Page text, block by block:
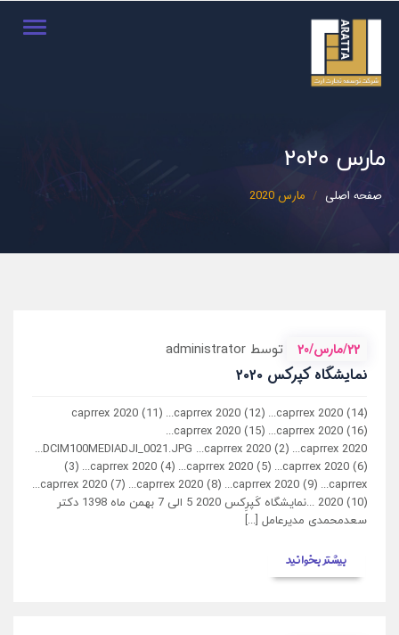
مارس 2020
صفحه اصلی مارس 2020
22/مارس/20 توسط administrator
نمایشگاه کپرکس ۲۰۲۰
caprrex 2020 (11) ...caprrex 2020 (12) ...caprrex 2020 (14)
...caprrex 2020 (15) ...caprrex 2020 (16)
...DCIM100MEDIADJI_0021.JPG ...caprrex 2020 (2) ...caprrex 2020
(3) ...caprrex 2020 (4) ...caprrex 2020 (5) ...caprrex 2020 (6)
...caprrex 2020 (7) ...caprrex 2020 (8) ...caprrex 2020 (9) ...caprrex
2020 (10) ...نمایشگاه کَپرِکس 2020 5 الی 7 بهمن ماه 1398 دکتر
سعدمحمدی مدیرعامل [...]
بیشتر بخوانید